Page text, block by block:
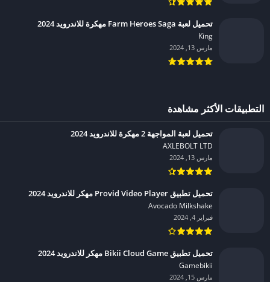
تحميل لعبة Farm Heroes Saga مهكرة للاندرويد 2024
King‏
مارس 13, 2024
التطبيقات الأكثر مشاهدة
تحميل لعبة المواجهة 2 مهكرة للاندرويد 2024
AXLEBOLT LTD‏
مارس 13, 2024
تحميل تطبيق Provid Video Player مهكر للاندرويد 2024
Avocado Milkshake‏
فبراير 4, 2024
تحميل تطبيق Bikii Cloud Game مهكر للاندرويد 2024
Gamebikii‏
مارس 15, 2024